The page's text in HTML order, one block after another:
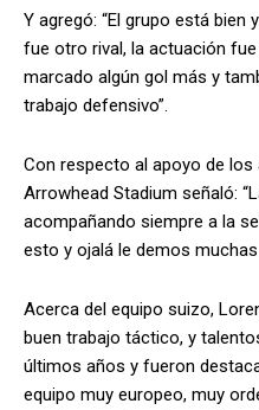
Y agregó: “El grupo está bien
fue otro rival, la actuación
marcado algún gol más y
trabajo defensivo”.
Con respecto al apoyo de los
Arrowhead Stadium señaló:
acompañando siempre a la
esto y ojalá le demos muchas
Acerca del equipo suizo,
buen trabajo táctico, y
últimos años y fueron
equipo muy europeo, muy